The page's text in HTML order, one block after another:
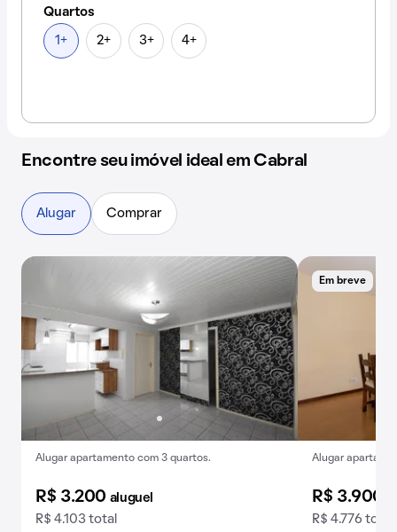
Quartos
1+ 2+ 3+ 4+
Encontre seu imóvel ideal em Cabral
Alugar apartamento com 3 quartos.
R$ 3.200 aluguel
R$ 4.103 total
Em breve
Alugar
R$ 3.900
R$ 4.776 total
Alugar Comprar